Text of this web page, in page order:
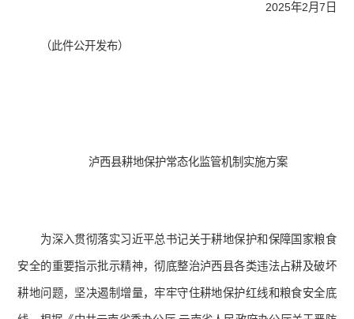
2025年2月7日
（此件公开发布）
泸西县耕地保护常态化监管机制实施方案
为深入贯彻落实习近平总书记关于耕地保护和保障国家粮食
安全的重要指示批示精神，彻底整治泸西县各类违法占耕及破坏
耕地问题，坚决遏制增量，牢牢守住耕地保护红线和粮食安全底